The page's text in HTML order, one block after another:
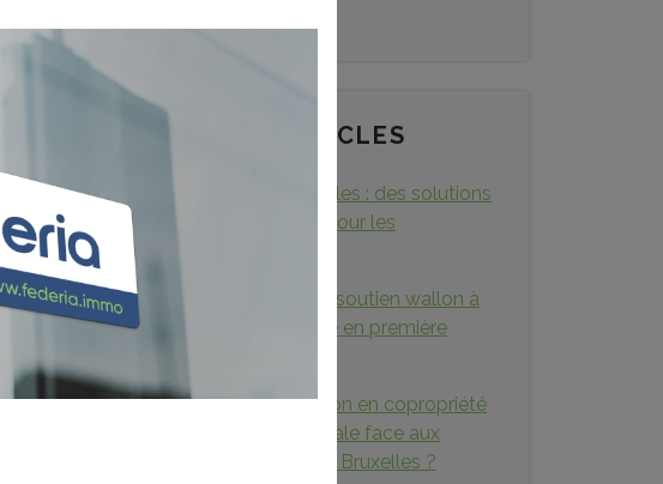
DERNIERS ARTICLES
Parkings vélos à Bruxelles : des solutions
pour les cyclistes... et pour les
immeubles
Le nouveau régime de soutien wallon à
la rénovation approuvé en première
Les aides à la rénovation en copropriété
: un levier d’égalité sociale face aux
inégalités territoriales à Bruxelles ?